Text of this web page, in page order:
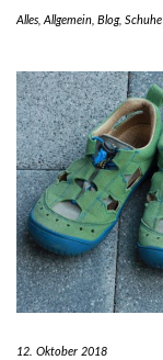
Alles,Allgemein, Blog, Schuhe
12. Oktober 2018